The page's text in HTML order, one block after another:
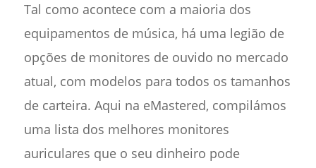
Tal como acontece com a maioria dos
equipamentos de música, há uma legião de
opções de monitores de ouvido no mercado
atual, com modelos para todos os tamanhos
de carteira. Aqui na eMastered, compilámos
uma lista dos melhores monitores
auriculares que o seu dinheiro pode